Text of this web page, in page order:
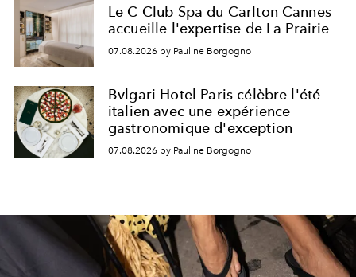
Le C Club Spa du Carlton Cannes
accueille l'expertise de La Prairie
07.08.2026 by Pauline Borgogno
Bvlgari Hotel Paris célèbre l'été
italien avec une expérience
gastronomique d'exception
07.08.2026 by Pauline Borgogno